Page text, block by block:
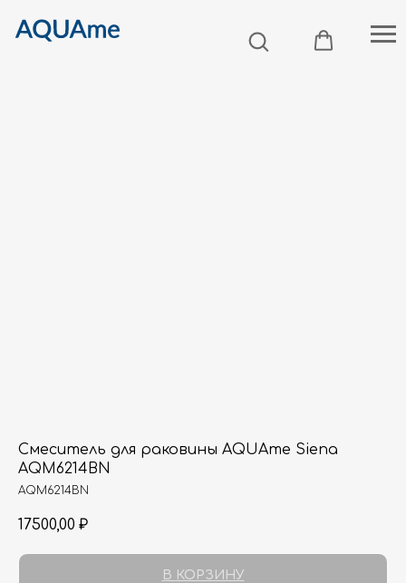
Смеситель для раковины AQUAme Siena
AQM6214BN
AQM6214BN
17500,00 ₽
В КОРЗИНУ